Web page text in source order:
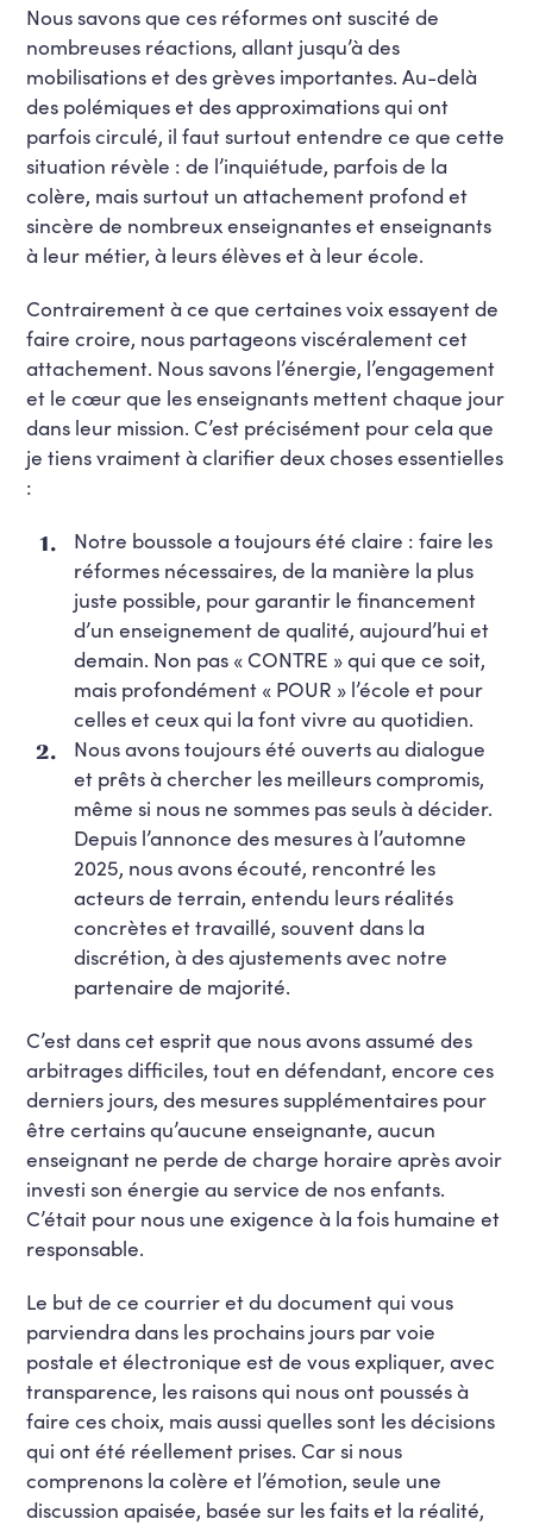
Nous savons que ces réformes ont suscité de
nombreuses réactions, allant jusqu’à des
mobilisations et des grèves importantes. Au-delà
des polémiques et des approximations qui ont
parfois circulé, il faut surtout entendre ce que cette
situation révèle : de l’inquiétude, parfois de la
colère, mais surtout un attachement profond et
sincère de nombreux enseignantes et enseignants
à leur métier, à leurs élèves et à leur école.
Contrairement à ce que certaines voix essayent de
faire croire, nous partageons viscéralement cet
attachement. Nous savons l’énergie, l’engagement
et le cœur que les enseignants mettent chaque jour
dans leur mission. C’est précisément pour cela que
je tiens vraiment à clarifier deux choses essentielles
:
Notre boussole a toujours été claire : faire les
réformes nécessaires, de la manière la plus
juste possible, pour garantir le financement
d’un enseignement de qualité, aujourd’hui et
demain. Non pas « CONTRE » qui que ce soit,
mais profondément « POUR » l’école et pour
celles et ceux qui la font vivre au quotidien.
Nous avons toujours été ouverts au dialogue
et prêts à chercher les meilleurs compromis,
même si nous ne sommes pas seuls à décider.
Depuis l’annonce des mesures à l’automne
2025, nous avons écouté, rencontré les
acteurs de terrain, entendu leurs réalités
concrètes et travaillé, souvent dans la
discrétion, à des ajustements avec notre
partenaire de majorité.
C’est dans cet esprit que nous avons assumé des
arbitrages difficiles, tout en défendant, encore ces
derniers jours, des mesures supplémentaires pour
être certains qu’aucune enseignante, aucun
enseignant ne perde de charge horaire après avoir
investi son énergie au service de nos enfants.
C’était pour nous une exigence à la fois humaine et
responsable.
Le but de ce courrier et du document qui vous
parviendra dans les prochains jours par voie
postale et électronique est de vous expliquer, avec
transparence, les raisons qui nous ont poussés à
faire ces choix, mais aussi quelles sont les décisions
qui ont été réellement prises. Car si nous
comprenons la colère et l’émotion, seule une
discussion apaisée, basée sur les faits et la réalité,